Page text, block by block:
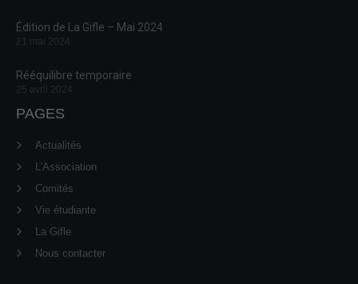
Édition de La Gifle – Mai 2024
21 mai 2024
Rééquilibre temporaire
25 avril 2024
PAGES
Actualités
L'Association
Comités
Vie étudiante
La Gifle
Nous contacter